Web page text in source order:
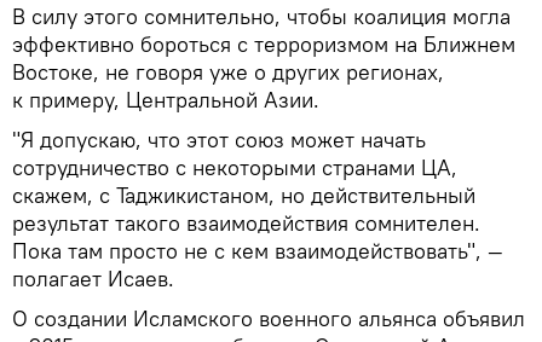
В силу этого сомнительно, чтобы коалиция могла
эффективно бороться с терроризмом на Ближнем
Востоке, не говоря уже о других регионах,
к примеру, Центральной Азии.
"Я допускаю, что этот союз может начать
сотрудничество с некоторыми странами ЦА,
скажем, с Таджикистаном, но действительный
результат такого взаимодействия сомнителен.
Пока там просто не с кем взаимодействовать", —
полагает Исаев.
О создании Исламского военного альянса объявил